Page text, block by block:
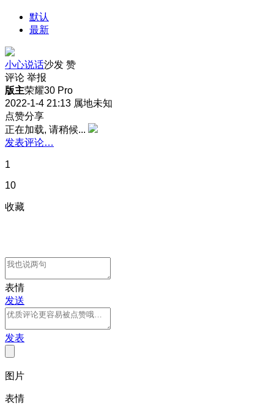
默认
最新
小心说话沙发 赞
评论 举报
版主荣耀30 Pro
2022-1-4 21:13 属地未知
点赞分享
正在加载, 请稍候...
发表评论…
1
10
收藏
表情
发送
发表
图片
表情